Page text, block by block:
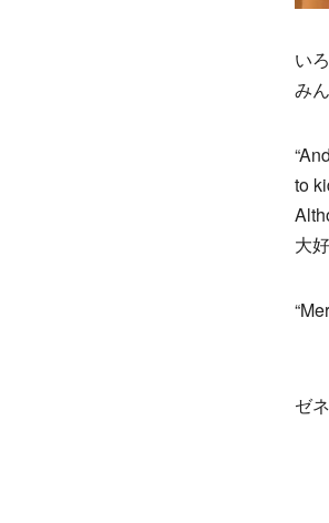
い
み
to
大
ゼ